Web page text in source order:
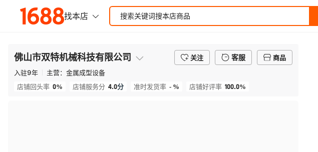
佛山市双特机械科技有限公司 关注 客服
商品
入驻9年 主营： 金属成型设备
店铺回头率 0% 店铺服务分 4.0分 准时发货率 - % 店铺好评率 100.0%